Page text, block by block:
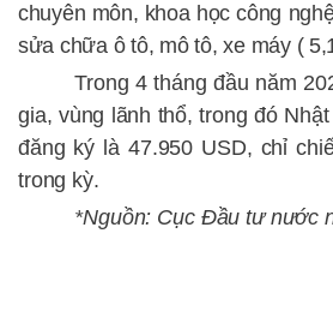
chuyên môn, khoa học công
sửa chữa ô tô, mô tô, xe máy (
Trong 4 tháng đầu năm
gia, vùng lãnh thổ, trong đó
đăng ký là 47.950 USD, chỉ
trong kỳ.
*Nguồn: Cục Đầu tư nước